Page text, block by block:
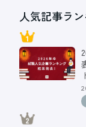
人気記事ラ